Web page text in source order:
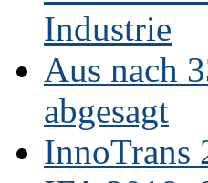
Industrie
Aus nach
abgesagt
InnoTrans